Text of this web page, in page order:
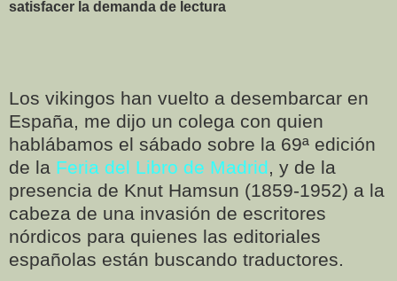
satisfacer la demanda de lectura
Los vikingos han vuelto a desembarcar en
España, me dijo un colega con quien
hablábamos el sábado sobre la 69ª edición
de la Feria del Libro de Madrid, y de la
presencia de Knut Hamsun (1859-1952) a la
cabeza de una invasión de escritores
nórdicos para quienes las editoriales
españolas están buscando traductores.